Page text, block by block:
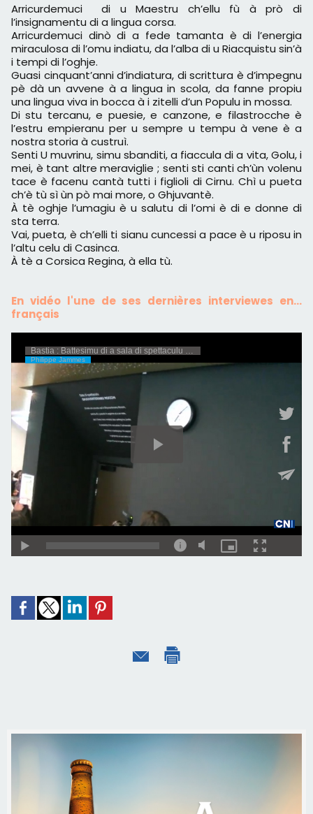
Arricurdemuci di u Maestru ch’ellu fù à prò di
l’insignamentu di a lingua corsa.
Arricurdemuci dinò di a fede tamanta è di l’energia
miraculosa di l’omu indiatu, da l’alba di u Riacquistu sin’à
i tempi di l’oghje.
Guasi cinquant’anni d’indiatura, di scrittura è d’impegnu
pè dà un avvene à a lingua in scola, da fanne propiu
una lingua viva in bocca à i zitelli d’un Populu in mossa.
Di stu tercanu, e puesie, e canzone, e filastrocche è
l’estru empieranu per u sempre u tempu à vene è a
nostra storia à custruì.
Senti U muvrinu, simu sbanditi, a fiaccula di a vita, Golu, i
mei, è tant altre meraviglie ; senti sti canti ch’ùn volenu
tace è facenu cantà tutti i figlioli di Cirnu. Chì u pueta
ch’è tù sì ùn pò mai more, o Ghjuvantè.
À tè oghje l’umagiu è u salutu di l’omi è di e donne di
sta terra.
Vai, pueta, è ch’elli ti sianu cuncessi a pace è u riposu in
l’altu celu di Casinca.
À tè a Corsica Regina, à ella tù.
En vidéo l'une de ses dernières interviewes en…
français